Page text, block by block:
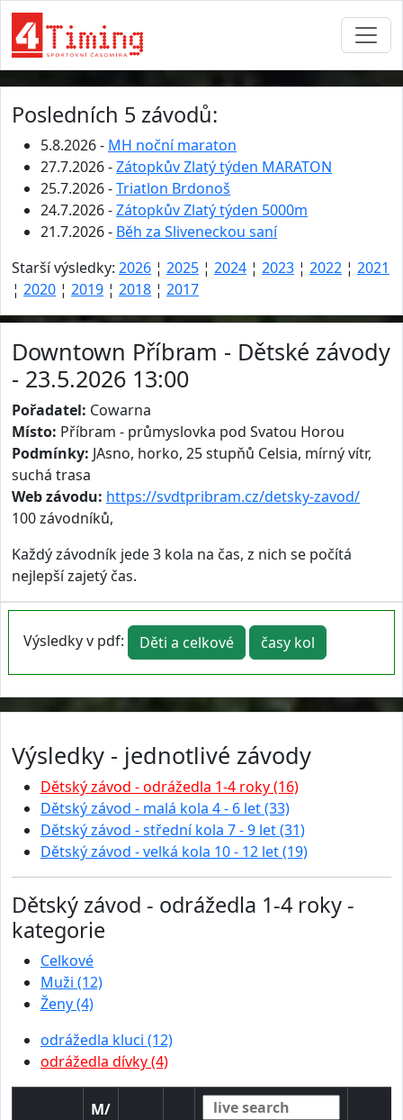
Posledních 5 závodů:
5.8.2026 - MH noční maraton
27.7.2026 -Zátopkův Zlatý týden MARATON
25.7.2026 -Triatlon Brdonoš
24.7.2026 -Zátopkův Zlatý týden 5000m
21.7.2026 - Běh za Sliveneckou saní
Starší výsledky: 2026 ¦ 2025 ¦ 2024 ¦ 2023 ¦ 2022 ¦ 2021
¦ 2020 ¦ 2019 ¦ 2018 ¦ 2017
Downtown Příbram - Dětské závody
- 23.5.2026 13:00
Pořadatel: Cowarna
Místo: Příbram - průmyslovka pod Svatou Horou
Podmínky: JAsno, horko, 25 stupňů Celsia, mírný vítr,
suchá trasa
Web závodu: https://svdtpribram.cz/detsky-zavod/
100 závodníků,
Každý závodník jede 3 kola na čas, z nich se počítá
nejlepší zajetý čas.
Výsledky v pdf: Děti a celkové časy kol
Výsledky - jednotlivé závody
Dětský závod - odrážedla 1-4 roky (16)
Dětský závod - malá kola 4 - 6 let (33)
Dětský závod - střední kola 7 - 9 let (31)
Dětský závod - velká kola 10 - 12 let (19)
Dětský závod - odrážedla 1-4 roky -
kategorie
Celkové
Muži (12)
Ženy (4)
odrážedla kluci (12)
odrážedla dívky (4)
M/